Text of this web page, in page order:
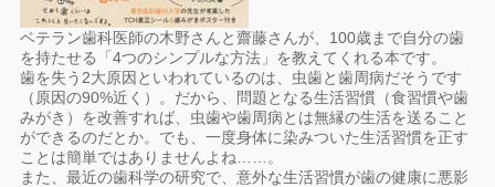
ベテラン歯科医師の木野さんと齋藤さんが、100歳まで自分の歯
を持たせる「4つのシンプルな方法」を教えてくれる本です。
歯を失う2大原因といわれているのは、虫歯と歯周病だそうです
（原因の90%近く）。だから、問題となる生活習慣（食習慣や歯
みがき）を改善すれば、虫歯や歯周病とは無縁の生活を送ること
ができるのだとか。でも、一度身体に染みついた生活習慣を正す
ことは簡単ではありませんよね……。
また、最近の歯科学の研究で、意外な生活習慣が歯の健康に悪影